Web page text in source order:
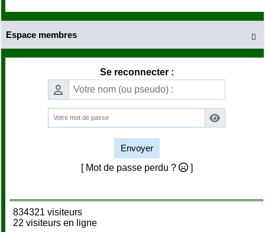

Espace membres
Se reconnecter :
Envoyer
[ Mot de passe perdu ?
]
834321 visiteurs
22 visiteurs en ligne